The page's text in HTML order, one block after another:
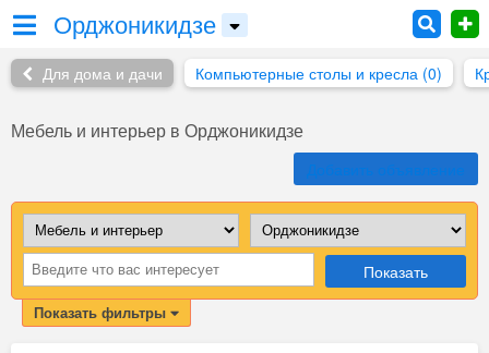
Орджоникидзе
Для дома и дачи Компьютерные столы и кресла (0)
Мебель и интерьер в Орджоникидзе
Добавить объявление
Показать
Показать фильтры